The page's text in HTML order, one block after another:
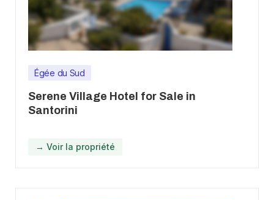
Égée du Sud
Serene Village Hotel for Sale in
Santorini
→ Voir la propriété